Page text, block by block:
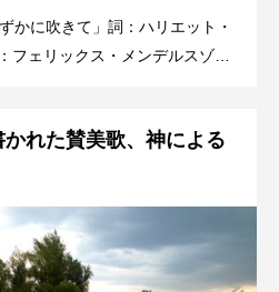
に吹きて」詞：ハリエット・
ェリックス・メンデルスゾー
Harriet Beecher Stowe）（1
れた賛美歌、神による